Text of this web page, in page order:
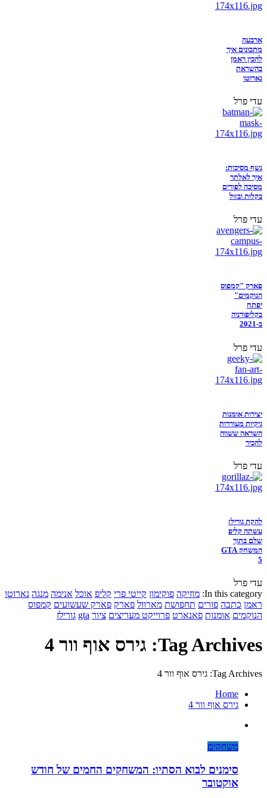
ארבעה
מתכונים איך
להכין ראמן
בהשראת
נארוטו
עדי פרל
נשף מסיכות:
איך לאלתר
מסיכה לפורים
בקלות ובזול
עדי פרל
פארק "קמפוס
הנוקמים"
יפתח
בקליפורניה
ב-2021
עדי פרל
יצירות אומנות
גיקיות מעוררות
השראה ששווה
להכיר
עדי פרל
להקת גורילז
עשתה קליפ
שלם בתוך
המשחק GTA
5
עדי פרל
In this category: מוזיקה פוקימון קייטי פרי קליפ אוכל אנימה מנגה נארוטו
ראמן כתבה פורים תחפושת מארוול פארק פארק שעשועים קמפוס
הנוקמים אומנות פאנארט פרוייקט מעריצים ציור gta גורילז
Tag Archives: גירס אוף וור 4
Tag Archives: גירס אוף וור 4
Home
גירס אוף וור 4
משחקים
סימנים לבוא הסתיו: המשחקים החמים של חודש
אוקטובר